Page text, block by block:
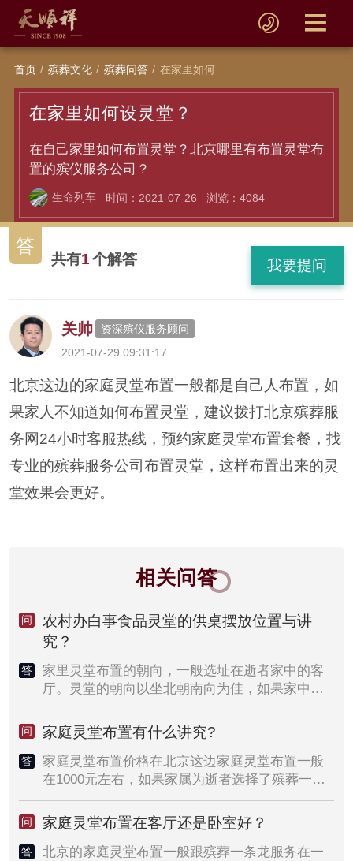
首页 殡葬文化 殡葬问答 在家里如何设灵堂？
在家里如何设灵堂？
在自己家里如何布置灵堂？北京哪里有布置灵堂布
置的殡仪服务公司？
生命列车 时间：2021-07-26 浏览：4084
答
共有1个解答 我要提问
关帅
资深殡仪服务顾问
2021-07-29 09:31:17
北京这边的家庭灵堂布置一般都是自己人布置，如
果家人不知道如何布置灵堂，建议拨打北京殡葬服
务网24小时客服热线，预约家庭灵堂布置套餐，找
专业的殡葬服务公司布置灵堂，这样布置出来的灵
堂效果会更好。
相关问答
问
农村办白事食品灵堂的供桌摆放位置与讲
究？
答
家里灵堂布置的朝向，一般选址在逝者家中的客
厅。灵堂的朝向以坐北朝南向为佳，如果家中空
间布局有限，可以征求家属的意见，将灵堂布置
成朝东或朝西的方向。朝东有紫气东来的寓意，
朝西有驾鹤西去的寓意，无论选择哪个方向作为
灵堂的朝向，都要以方便亲属吊唁为主要墓地。
以上是对家庭灵堂布置价位、朝向等的简要概
述，了解更多家庭灵堂布置信息或者预约家庭灵
堂布置服务的丧属，建议先登录天顺祥官网查询
家庭灵堂布置的详细内容及布置过程。看后如果
对灵堂布置无疑议，即可拨打电话商议或前往北
问 家庭灵堂布置有什么讲究?
答
家庭灵堂布置价格在北京这边家庭灵堂布置一般
在1000元左右，如果家属为逝者选择了殡葬一条
龙服务，则家庭灵堂布置通常会包含在一条龙套
餐里，这样相对来说更划算些。家庭灵堂布置讲
究家庭灵堂布置的讲究比较多，总结起来主要有
以下几点：第一、灵堂布置的位置：一般选择在
问 家庭灵堂布置在客厅还是卧室好？
答
北京的家庭灵堂布置一般跟殡葬一条龙服务在一